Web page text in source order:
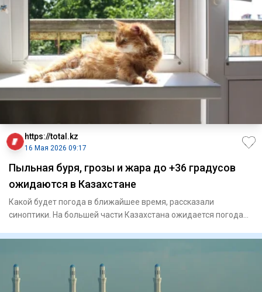
https://total.kz
16 Мая 2026 09:17
Пыльная буря, грозы и жара до +36 градусов
ожидаются в Казахстане
Какой будет погода в ближайшее время, рассказали
синоптики. На большей части Казахстана ожидается погода